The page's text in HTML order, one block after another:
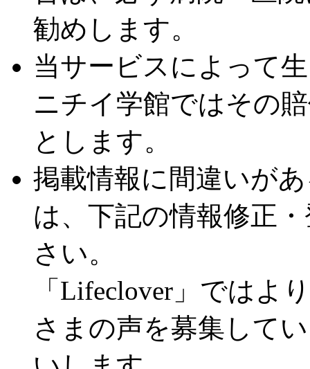
勧めします。
当サービスによって
ニチイ学館ではその
とします。
掲載情報に間違いが
は、下記の情報修正
さい。
「Lifeclover」ではよ
さまの声を募集して